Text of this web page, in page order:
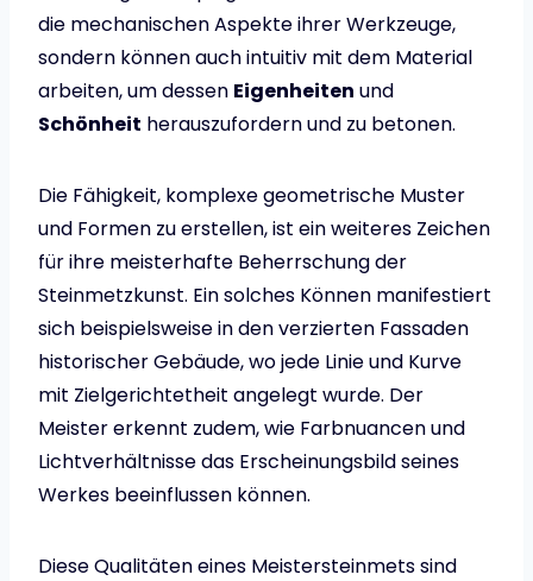
die mechanischen Aspekte ihrer Werkzeuge,
sondern können auch intuitiv mit dem Material
arbeiten, um dessen Eigenheiten und
Schönheit herauszufordern und zu betonen.
Die Fähigkeit, komplexe geometrische Muster
und Formen zu erstellen, ist ein weiteres Zeichen
für ihre meisterhafte Beherrschung der
Steinmetzkunst. Ein solches Können manifestiert
sich beispielsweise in den verzierten Fassaden
historischer Gebäude, wo jede Linie und Kurve
mit Zielgerichtetheit angelegt wurde. Der
Meister erkennt zudem, wie Farbnuancen und
Lichtverhältnisse das Erscheinungsbild seines
Werkes beeinflussen können.
Diese Qualitäten eines Meisterstei­nmets sind